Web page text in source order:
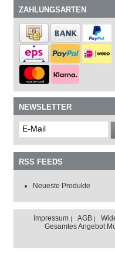
ZAHLUNGSARTEN
NEWSLETTER
RSS FEEDS
Neueste Produkte
Impressum AGB
Gesamtes Angebot